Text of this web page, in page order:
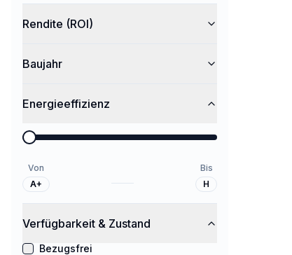
Rendite (ROI)
Baujahr
Energieeffizienz
Von
A+
Bis
H
Verfügbarkeit & Zustand
Bezugsfrei